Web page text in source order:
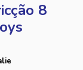
8